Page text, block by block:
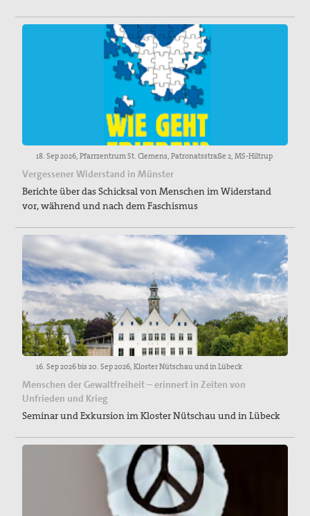
18. Sep 2026, Pfarrzentrum St. Clemens, Patronatsstraße 2, MS-Hiltrup
Vergessener Widerstand in Münster
Berichte über das Schicksal von Menschen im Widerstand
vor, während und nach dem Faschismus
16. Sep 2026 bis 20. Sep 2026, Kloster Nütschau und in Lübeck
Menschen der Gewaltfreiheit – erinnert in Zeiten von
Unfrieden und Krieg
Seminar und Exkursion im Kloster Nütschau und in Lübeck